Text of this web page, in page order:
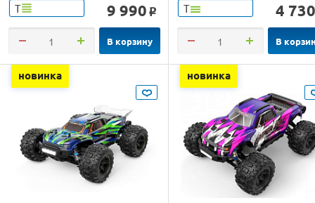
Т 9 990 o
В корзину
Т 4 730
В
новинка новинка